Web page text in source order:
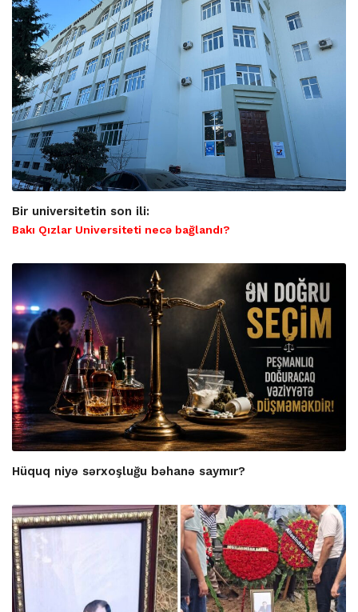
Bir universitetin son ili:
Bakı Qızlar Universiteti necə bağlandı?
Hüquq niyə sərxoşluğu bəhanə saymır?